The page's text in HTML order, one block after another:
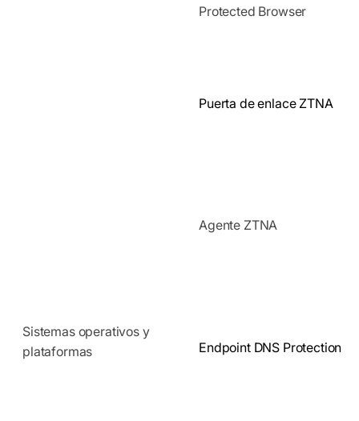
Protected Browser
Sistemas operativos y
plataformas
Puerta de enlace ZTNA
Agente ZTNA
Endpoint DNS Protection